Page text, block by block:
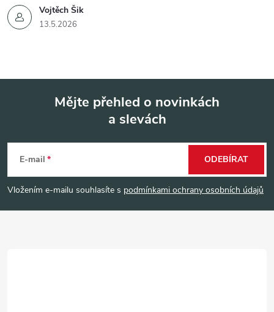
Vojtěch Šik
13.5.2026
p
a
Mějte přehled o novinkách
a slevách
E-mail
Vložením e-mailu souhlasíte s podmínkami ochrany osobních údajů
ODEBÍRAT